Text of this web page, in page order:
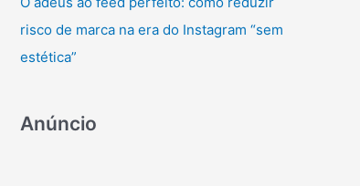
risco de marca na era do Instagram “sem
estética”
Anúncio